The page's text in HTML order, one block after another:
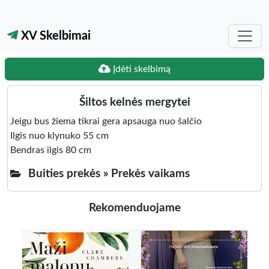
XV Skelbimai
Įdėti skelbimą
Šiltos kelnės mergytei
Jeigu bus žiema tikrai gera apsauga nuo šalčio
Ilgis nuo klynuko 55 cm
Bendras ilgis 80 cm
Buities prekės » Prekės vaikams
Rekomenduojame